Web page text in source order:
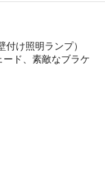
け照明ランプ）
ド、素敵なブラケ